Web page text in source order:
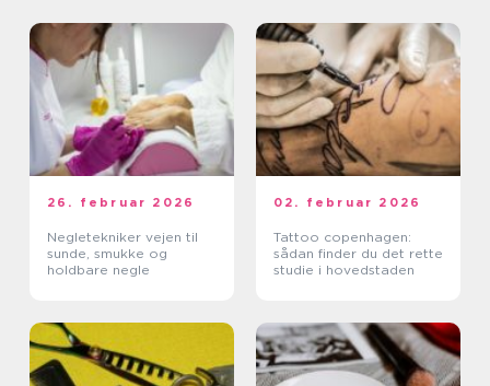
26. februar 2026
Negletekniker vejen til
sunde, smukke og
holdbare negle
02. februar 2026
Tattoo copenhagen:
sådan finder du det rette
studie i hovedstaden